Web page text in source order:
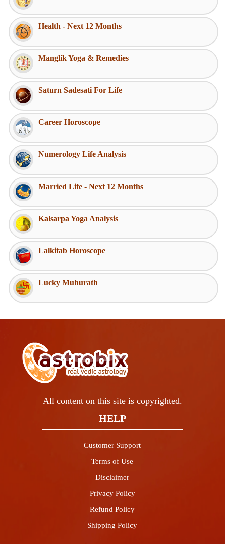
Health - Next 12 Months
Manglik Yoga & Remedies
Saturn Sadesati For Life
Career Horoscope
Numerology Life Analysis
Married Life - Next 12 Months
Kalsarpa Yoga Analysis
Lalkitab Horoscope
Lucky Muhurath
All content on this site is copyrighted.
HELP
Customer Support
Terms of Use
Disclaimer
Privacy Policy
Refund Policy
Shipping Policy